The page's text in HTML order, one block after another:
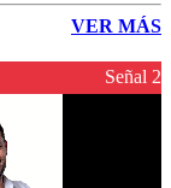
VER MÁS
Señal 2